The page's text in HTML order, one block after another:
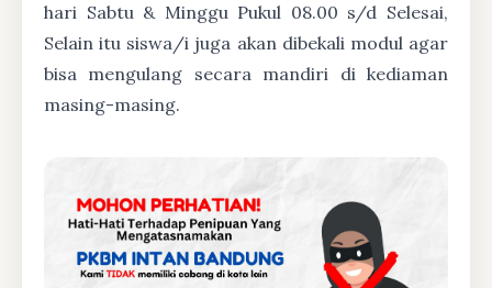
hari Sabtu & Minggu Pukul 08.00 s/d Selesai,
Selain itu siswa/i juga akan dibekali modul agar
bisa mengulang secara mandiri di kediaman
masing-masing.